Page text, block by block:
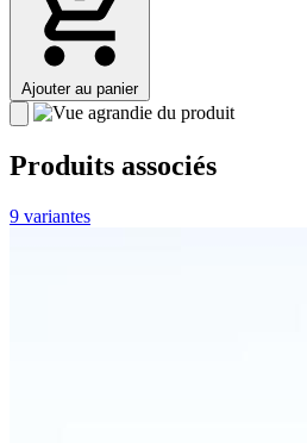
Ajouter au panier
Produits associés
9 variantes